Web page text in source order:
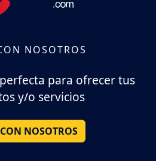
NOSOTROS
para ofrecer tus
y/o servicios
NOSOTROS